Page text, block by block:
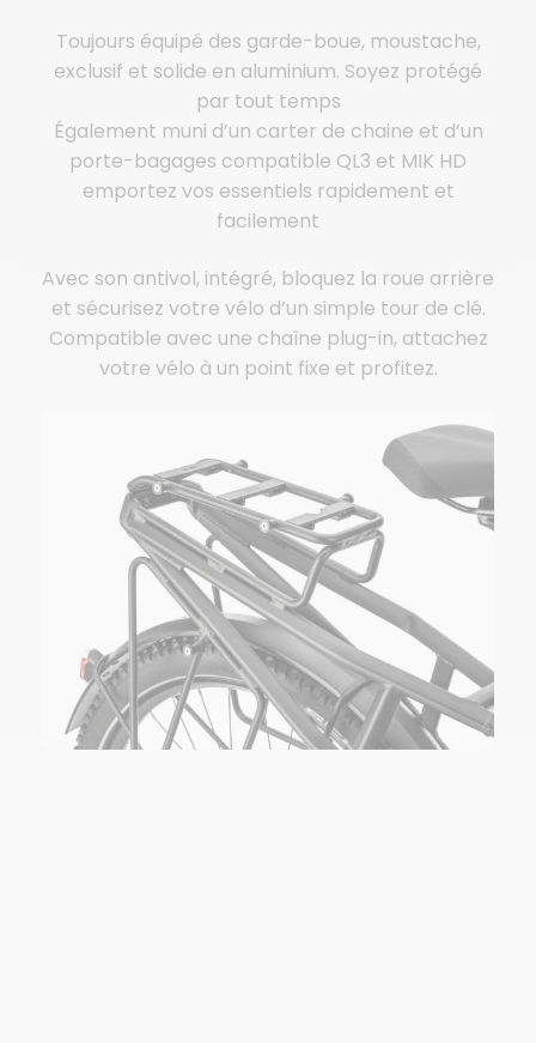
Toujours équipé des garde-boue, moustache,
exclusif et solide en aluminium. Soyez protégé
par tout temps
Également muni d’un carter de chaine et d’un
porte-bagages compatible QL3 et MIK HD
emportez vos essentiels rapidement et
facilement
Avec son antivol, intégré, bloquez la roue arrière
et sécurisez votre vélo d’un simple tour de clé.
Compatible avec une chaîne plug-in, attachez
votre vélo à un point fixe et profitez.